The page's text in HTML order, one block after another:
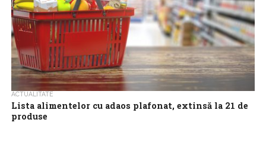
ACTUALITATE
Lista alimentelor cu adaos plafonat, extinsă la 21 de
produse